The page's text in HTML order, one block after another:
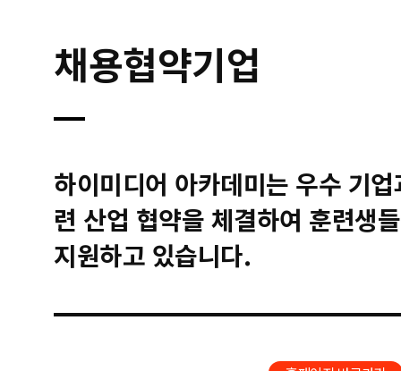
채용협약기업
하이미디어 아카데미는 우수 기
련 산업 협약을 체결하여 훈련생
지원하고 있습니다.